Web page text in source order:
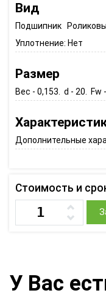
Вид
Подшипник
Уплотнение: Нет
Размер
Вес - 0,153. d - 20. Fw
Дополнительные
Стоимость и
У Вас